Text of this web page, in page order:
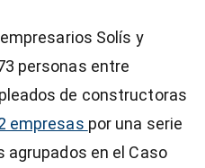
Solís y
personas entre
de constructoras
empresas por una serie
agrupados en el Caso